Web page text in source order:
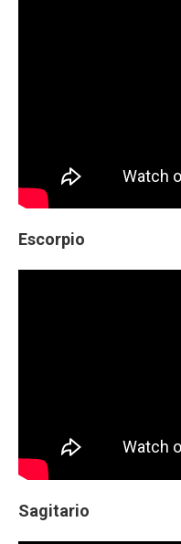
Escorpio
Sagitario